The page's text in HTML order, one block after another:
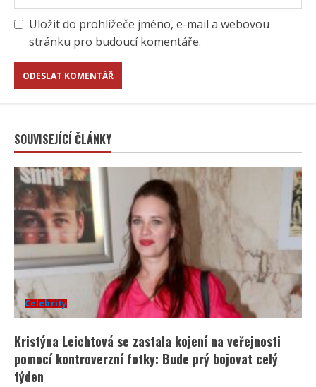
Uložit do prohlížeče jméno, e-mail a webovou
stránku pro budoucí komentáře.
SOUVISEJÍCÍ ČLÁNKY
Celebrity
Kristýna Leichtová se zastala kojení na veřejnosti
pomocí kontroverzní fotky: Bude prý bojovat celý
týden